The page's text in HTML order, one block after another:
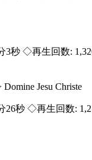
3秒 ◇再生回数:
Jesu Christe
26秒 ◇再生回数: